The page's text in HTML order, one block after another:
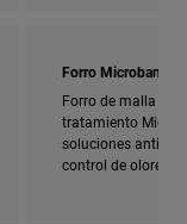
Forro Microban
Forro de malla de
tratamiento
soluciones
control de olores